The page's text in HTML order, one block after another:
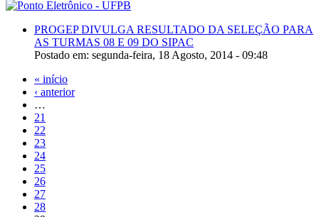
PROGEP DIVULGA RESULTADO DA SELEÇÃO PARA
AS TURMAS 08 E 09 DO SIPAC
Postado em: segunda-feira, 18 Agosto, 2014 - 09:48
« início
‹ anterior
…
21
22
23
24
25
26
27
28